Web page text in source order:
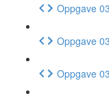
Oppgave
Oppgave
Oppgave